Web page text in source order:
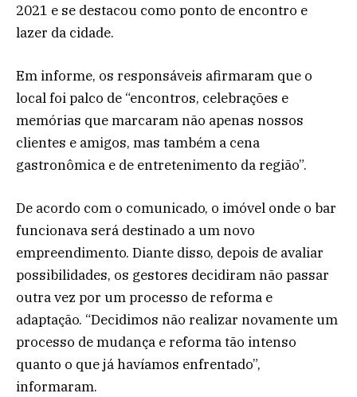
2021 e se destacou como ponto de encontro e
lazer da cidade.
Em informe, os responsáveis afirmaram que o
local foi palco de “encontros, celebrações e
memórias que marcaram não apenas nossos
clientes e amigos, mas também a cena
gastronômica e de entretenimento da região”.
De acordo com o comunicado, o imóvel onde o bar
funcionava será destinado a um novo
empreendimento. Diante disso, depois de avaliar
possibilidades, os gestores decidiram não passar
outra vez por um processo de reforma e
adaptação. “Decidimos não realizar novamente um
processo de mudança e reforma tão intenso
quanto o que já havíamos enfrentado”,
informaram.